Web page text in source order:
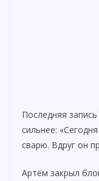
Последняя
сильнее:
сварю. Вдруг он
Артём закрыл